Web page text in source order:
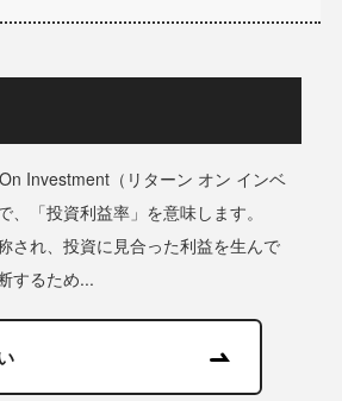
Investment（リターン オン インベ
、「投資利益率」を意味します。
され、投資に見合った利益を生んで
するため...